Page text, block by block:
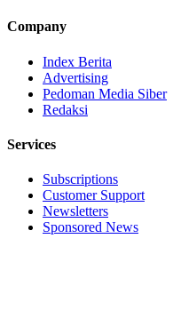
Company
Index Berita
Advertising
Pedoman Media Siber
Redaksi
Services
Subscriptions
Customer Support
Newsletters
Sponsored News